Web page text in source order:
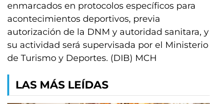
enmarcados en protocolos específicos para
acontecimientos deportivos, previa
autorización de la DNM y autoridad sanitara, y
su actividad será supervisada por el Ministerio
de Turismo y Deportes. (DIB) MCH
LAS MÁS LEÍDAS